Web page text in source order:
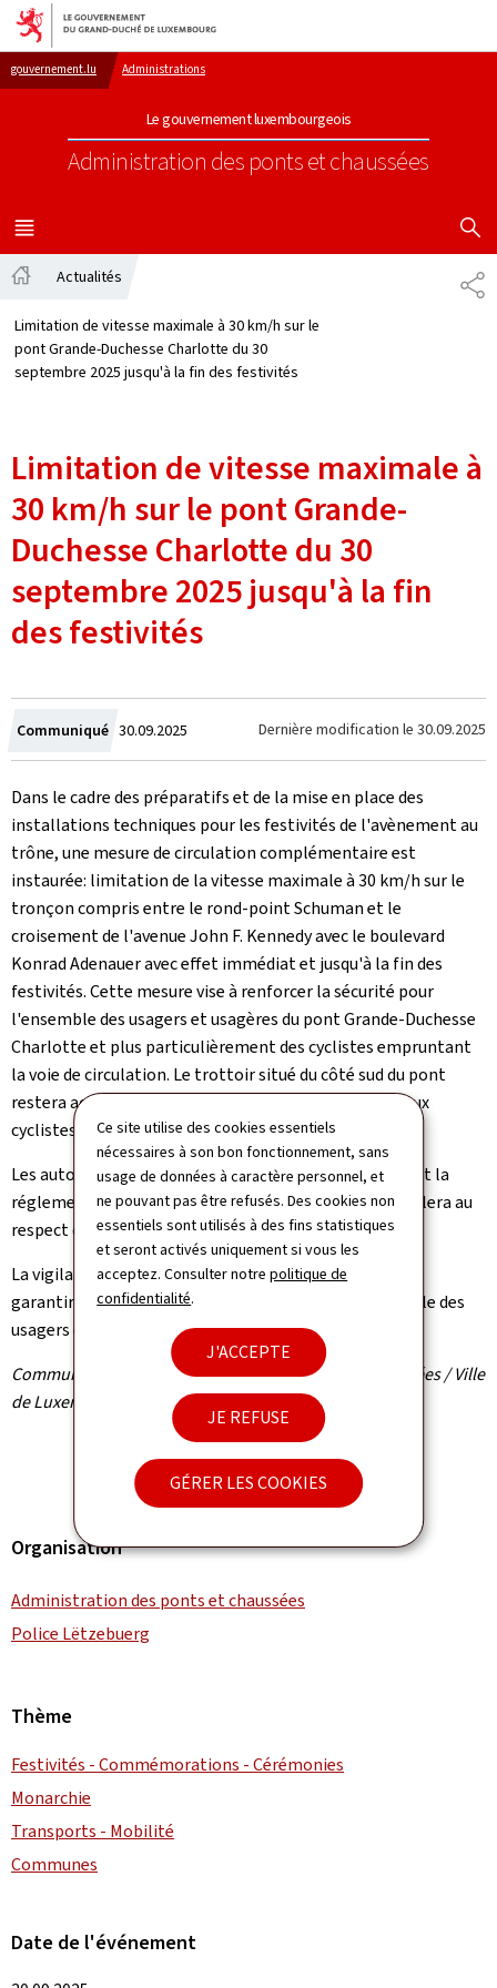
Ce site utilise des cookies essentiels
nécessaires à son bon fonctionnement, sans
usage de données à caractère personnel, et
ne pouvant pas être refusés. Des cookies non
essentiels sont utilisés à des fins statistiques
et seront activés uniquement si vous les
acceptez. Consulter notrepolitique de
confidentialité.
J'ACCEPTE
JE REFUSE
GÉRER LES COOKIES
Aller au menu principal
Aller au contenu
gouvernement.lu Administrations
Le gouvernement luxembourgeois
Administration des ponts et chaussées
MENU
PRINCIPAL
Actualités
Limitation de vitesse maximale à 30 km/h sur le
pont Grande-Duchesse Charlotte du 30
septembre 2025 jusqu'à la fin des festivités
Limitation de vitesse maximale à
30 km/h sur le pont Grande-
Duchesse Charlotte du 30
septembre 2025 jusqu'à la fin
des festivités
Communiqué Crée
le
30.09.2025 Dernière modification le 30.09.2025
Dans le cadre des préparatifs et de la mise en place des
installations techniques pour les festivités de l'avènement au
trône, une mesure de circulation complémentaire est
instaurée: limitation de la vitesse maximale à 30 km/h sur le
tronçon compris entre le rond-point Schuman et le
croisement de l'avenue John F. Kennedy avec le boulevard
Konrad Adenauer avec effet immédiat et jusqu'à la fin des
festivités. Cette mesure vise à renforcer la sécurité pour
l'ensemble des usagers et usagères du pont Grande-Duchesse
Charlotte et plus particulièrement des cyclistes empruntant
la voie de circulation. Le trottoir situé du côté sud du pont
restera accessible aux piétons et piétonnes ainsi qu'aux
cyclistes tenant leur vélo à la main.
Les automobilistes sont priés de respecter strictement la
réglementation en vigueur. La police grand-ducale veillera au
respect du Code de la route.
La vigilance et la coopération sont essentielles afin de
garantir une mobilité en toute sécurité pour l'ensemble des
usagers et usagères de la route.
Communiqué par l'Administration des ponts et chaussées / Ville
de Luxembourg / police grand-ducale
Organisation
Administration des ponts et chaussées
Police Lëtzebuerg
Thème
Festivités - Commémorations - Cérémonies
Monarchie
Transports - Mobilité
Communes
Date de l'événement